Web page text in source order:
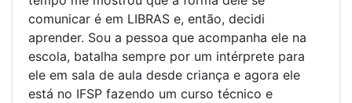
comunicar é em LIBRAS e, então, decidi
aprender. Sou a pessoa que acompanha ele na
escola, batalha sempre por um intérprete para
ele em sala de aula desde criança e agora ele
está no IFSP fazendo um curso técnico e